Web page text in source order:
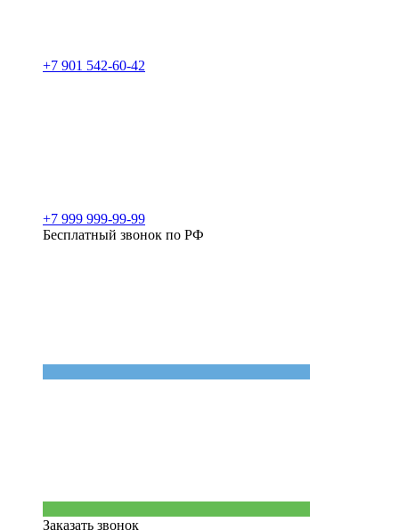
+7 901 542-60-42
+7 999 999-99-99
Бесплатный звонок по РФ
Заказать звонок